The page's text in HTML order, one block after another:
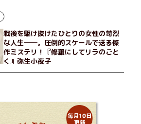
戦後を駆け抜けたひとりの女性の苛烈
な人生──。圧倒的スケールで送る傑
作ミステリ！『修羅にしてリラのごと
く』弥生小夜子